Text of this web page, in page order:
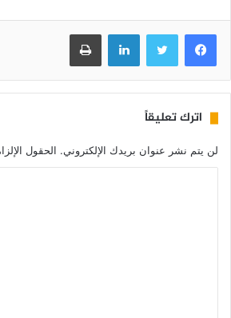
فيسبوك تويتر لينكدإن طباعة
اترك تعليقاً
لن يتم نشر عنوان بريدك الإلكتروني. الحقول